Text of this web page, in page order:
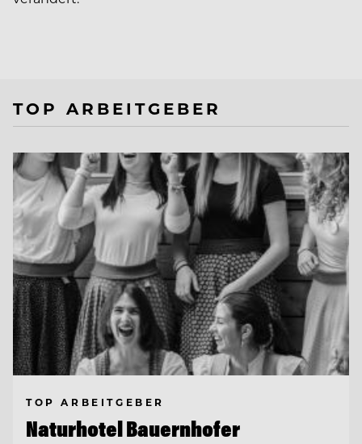
TOP ARBEITGEBER
TOP ARBEITGEBER
Naturhotel Bauernhofer